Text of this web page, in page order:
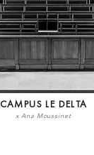
CAMPUS LE DELTA
x Ana Moussinet